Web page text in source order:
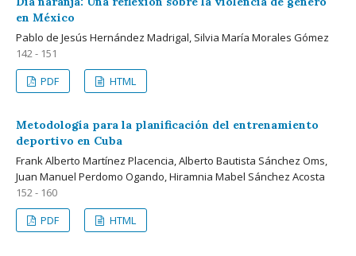
en México
Pablo de Jesús Hernández Madrigal, Silvia María Morales Gómez
142 - 151
PDF
HTML
Metodología para la planificación del entrenamiento
deportivo en Cuba
Frank Alberto Martínez Placencia, Alberto Bautista Sánchez Oms,
Juan Manuel Perdomo Ogando, Hiramnia Mabel Sánchez Acosta
152 - 160
PDF
HTML